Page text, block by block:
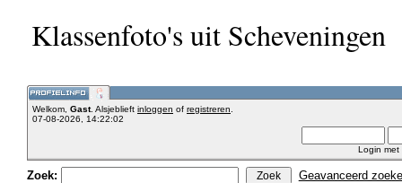
Klassenfoto's uit Scheveningen
Welkom, Gast. Alsjeblieft inloggen of registreren
07-08-2026, 14:22:02
Login met
Zoek: Geavanceerd